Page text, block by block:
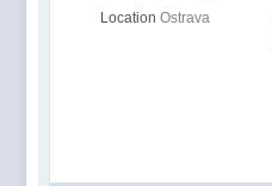
Location Ostrava